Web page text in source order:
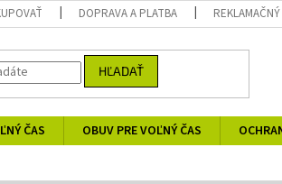
DOPRAVA A PLATBA REKLAMAČNÝ
HĽADAŤ
ČAS OBUV PRE VOĽNÝ ČAS